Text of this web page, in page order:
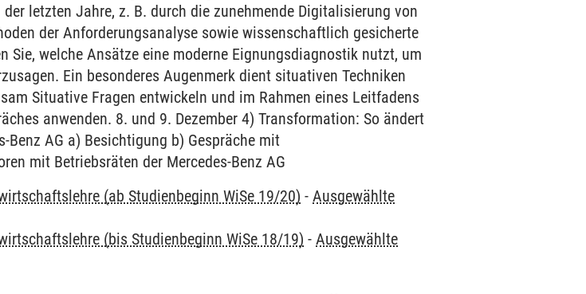
letzten Jahre, z. B. durch die zunehmende Digitalisierung von
der Anforderungsanalyse sowie wissenschaftlich gesicherte
Sie, welche Ansätze eine moderne Eignungsdiagnostik nutzt, um
Ein besonderes Augenmerk dient situativen Techniken
Situative Fragen entwickeln und im Rahmen eines Leitfadens
anwenden. 8. und 9. Dezember 4) Transformation: So ändert
Benz AG a) Besichtigung b) Gespräche mit
mit Betriebsräten der Mercedes-Benz AG
(ab Studienbeginn WiSe 19/20) -Ausgewählte
(bis Studienbeginn WiSe 18/19) -Ausgewählte